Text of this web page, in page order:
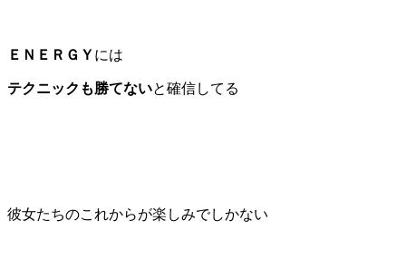
ＥＮＥＲＧＹ には
テクニックも勝てないと確信してる
彼女たちのこれからが楽しみでしかない